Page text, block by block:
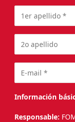
Información
Responsable: